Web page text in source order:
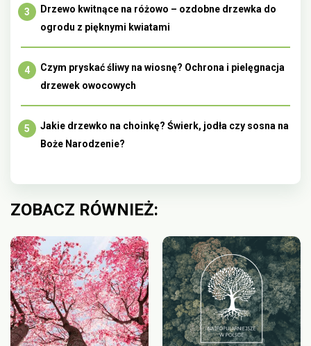
Drzewo kwitnące na różowo – ozdobne drzewka do
ogrodu z pięknymi kwiatami
Czym pryskać śliwy na wiosnę? Ochrona i pielęgnacja
drzewek owocowych
Jakie drzewko na choinkę? Świerk, jodła czy sosna na
Boże Narodzenie?
ZOBACZ RÓWNIEŻ: